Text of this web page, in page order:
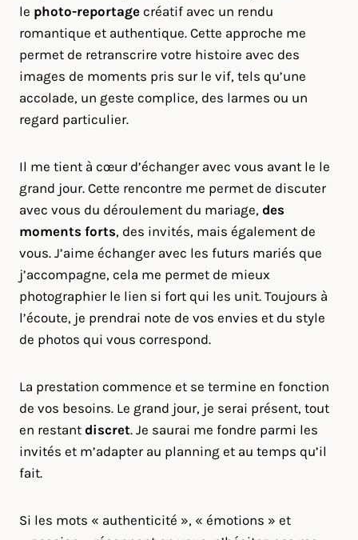
le photo-reportage créatif avec un rendu
romantique et authentique. Cette approche me
permet de retranscrire votre histoire avec des
images de moments pris sur le vif, tels qu’une
accolade, un geste complice, des larmes ou un
regard particulier.
Il me tient à cœur d’échanger avec vous avant le le
grand jour. Cette rencontre me permet de discuter
avec vous du déroulement du mariage, des
moments forts, des invités, mais également de
vous. J’aime échanger avec les futurs mariés que
j’accompagne, cela me permet de mieux
photographier le lien si fort qui les unit. Toujours à
l’écoute, je prendrai note de vos envies et du style
de photos qui vous correspond.
La prestation commence et se termine en fonction
de vos besoins. Le grand jour, je serai présent, tout
en restant discret. Je saurai me fondre parmi les
invités et m’adapter au planning et au temps qu’il
fait.
Si les mots « authenticité », « émotions » et